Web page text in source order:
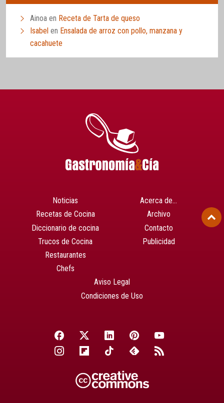
Ainoa en Receta de Tarta de queso
Isabel en Ensalada de arroz con pollo, manzana y
cacahuete
Noticias
Recetas de Cocina
Diccionario de cocina
Trucos de Cocina
Restaurantes
Chefs
Acerca de…
Archivo
Contacto
Publicidad
Aviso Legal
Condiciones de Uso